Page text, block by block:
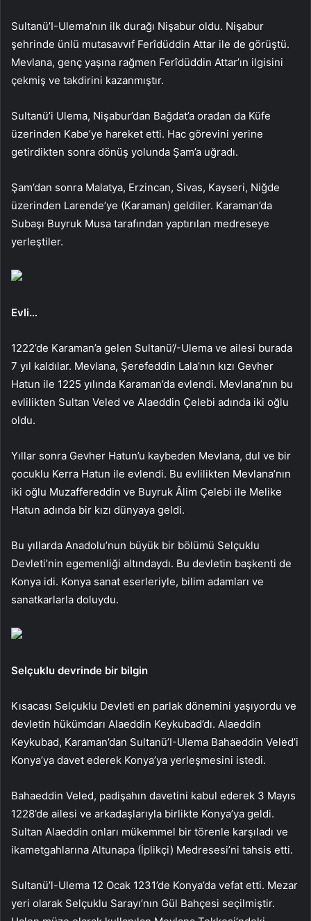
Sultanü’I-Ulema’nın ilk durağı Nişabur oldu. Nişabur
şehrinde ünlü mutasavvıf Ferîdüddin Attar ile de görüştü.
Mevlana, genç yaşına rağmen Ferîdüddin Attar’ın ilgisini
çekmiş ve takdirini kazanmıştır.
Sultanü’i Ulema, Nişabur’dan Bağdat’a oradan da Küfe
üzerinden Kabe’ye hareket etti. Hac görevini yerine
getirdikten sonra dönüş yolunda Şam’a uğradı.
Şam’dan sonra Malatya, Erzincan, Sivas, Kayseri, Niğde
üzerinden Larende’ye (Karaman) geldiler. Karaman’da
Subaşı Buyruk Musa tarafından yaptırılan medreseye
yerleştiler.
Evli…
1222’de Karaman’a gelen Sultanü’/-Ulema ve ailesi burada
7 yıl kaldılar. Mevlana, Şerefeddin Lala’nın kızı Gevher
Hatun ile 1225 yılında Karaman’da evlendi. Mevlana’nın bu
evlilikten Sultan Veled ve Alaeddin Çelebi adında iki oğlu
oldu.
Yıllar sonra Gevher Hatun’u kaybeden Mevlana, dul ve bir
çocuklu Kerra Hatun ile evlendi. Bu evlilikten Mevlana’nın
iki oğlu Muzaffereddin ve Buyruk Âlim Çelebi ile Melike
Hatun adında bir kızı dünyaya geldi.
Bu yıllarda Anadolu’nun büyük bir bölümü Selçuklu
Devleti’nin egemenliği altındaydı. Bu devletin başkenti de
Konya idi. Konya sanat eserleriyle, bilim adamları ve
sanatkarlarla doluydu.
Selçuklu devrinde bir bilgin
Kısacası Selçuklu Devleti en parlak dönemini yaşıyordu ve
devletin hükümdarı Alaeddin Keykubad’dı. Alaeddin
Keykubad, Karaman’dan Sultanü’I-Ulema Bahaeddin Veled’i
Konya’ya davet ederek Konya’ya yerleşmesini istedi.
Bahaeddin Veled, padişahın davetini kabul ederek 3 Mayıs
1228’de ailesi ve arkadaşlarıyla birlikte Konya’ya geldi.
Sultan Alaeddin onları mükemmel bir törenle karşıladı ve
ikametgahlarına Altunapa (İplikçi) Medresesi’ni tahsis etti.
Sultanü’l-Ulema 12 Ocak 1231’de Konya’da vefat etti. Mezar
yeri olarak Selçuklu Sarayı’nın Gül Bahçesi seçilmiştir.